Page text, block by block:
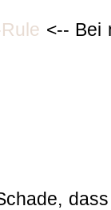
<-- Bei